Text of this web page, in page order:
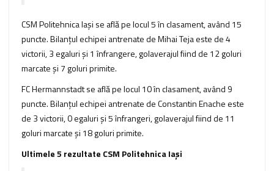
CSM Politehnica Iași se află pe locul 5 în clasament, având 15
puncte. Bilanţul echipei antrenate de Mihai Teja este de 4
victorii, 3 egaluri şi 1 înfrangere, golaverajul fiind de 12 goluri
marcate şi 7 goluri primite.
FC Hermannstadt se află pe locul 10 în clasament, având 9
puncte. Bilanţul echipei antrenate de Constantin Enache este
de 3 victorii, 0 egaluri şi 5 înfrangeri, golaverajul fiind de 11
goluri marcate şi 18 goluri primite.
Ultimele 5 rezultate CSM Politehnica Iași